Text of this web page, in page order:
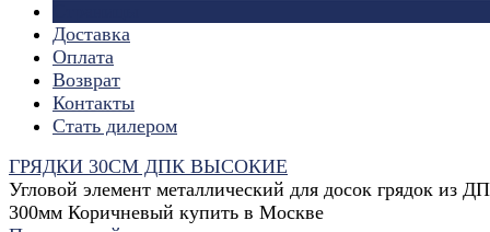
Доставка
Оплата
Возврат
Контакты
Стать дилером
ГРЯДКИ 30СМ ДПК ВЫСОКИЕ
Угловой элемент металлический для досок грядок из
300мм Коричневый купить в Москве